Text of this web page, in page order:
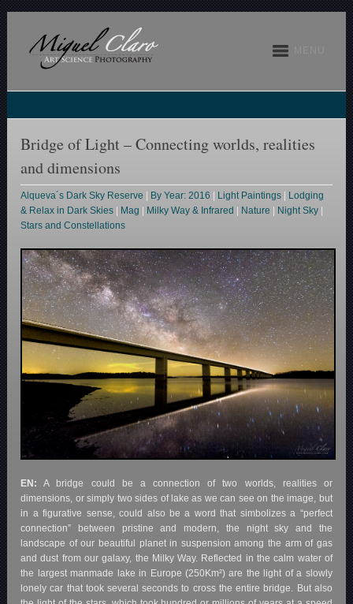
Bridge of Light – Connecting worlds, realities
and dimensions
Alqueva´s Dark Sky Reserve By Year: 2016 Light Paintings
Lodging
& Relax in Dark Skies
Mag Milky Way & Infrared Nature Night Sky
Stars and Constellations
EN: A bridge could be a connection of two worlds, realities or
dimensions, or simply two sides of lake as we can see on the image, but
in a figurative sense, could also be a word that simbolizes a “perfect
connection” between pristine and modern, the night sky and the
landscape of our beautiful planet in suspension among the arm of gas
and dust from our galaxy, the Milky Way. Reflected in the calm water of
the largest manmade lake in Europe (250Km²) are the light of a slowly
lonely car that took several seconds to cross the entire bridge. But also